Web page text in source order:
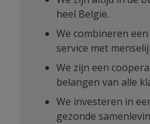
heel België.
We combineren
service met
We zijn een
belangen van alle
We investeren in
gezonde